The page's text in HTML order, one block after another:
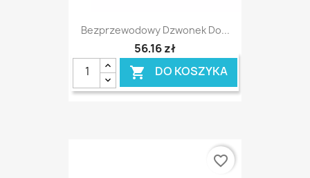
Bezprzewodowy Dzwonek Do...
56,16 zł
 DO KOSZYKA
favorite_border